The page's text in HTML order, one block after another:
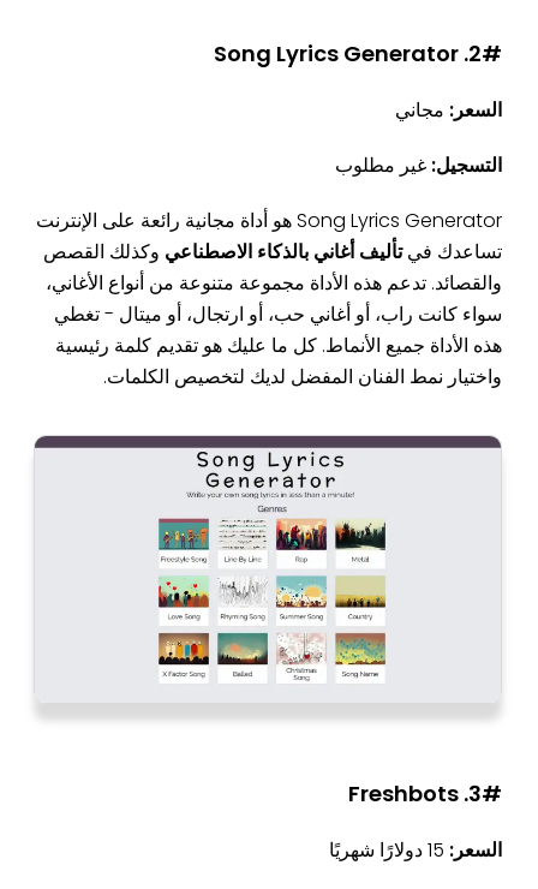
2#. Song Lyrics Generator
السعر: مجاني
التسجيل: غير مطلوب
Song Lyrics Generator هو أداة مجانية رائعة على الإنترنت
تساعدك فيتأليف أغاني بالذكاء الاصطناعي وكذلك القصص
والقصائد. تدعم هذه الأداة مجموعة متنوعة من أنواع الأغاني،
سواء كانت راب، أو أغاني حب، أو ارتجال، أو ميتال - تغطي
هذه الأداة جميع الأنماط. كل ما عليك هو تقديم كلمة رئيسية
واختيار نمط الفنان المفضل لديك لتخصيص الكلمات.
3#. Freshbots
السعر: 15 دولارًا شهريًا